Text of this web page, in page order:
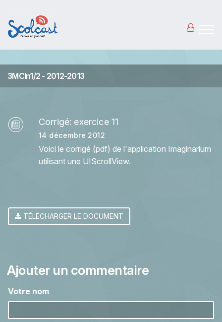
3MCIn1/2 - 2012-2013
Corrigé: exercice 11
14 décembre 2012
Voici le corrigé (pdf) de l'application Imaginarium
utilisant une UIScrollView.
TÉLÉCHARGER LE DOCUMENT
Ajouter un commentaire
Votre nom